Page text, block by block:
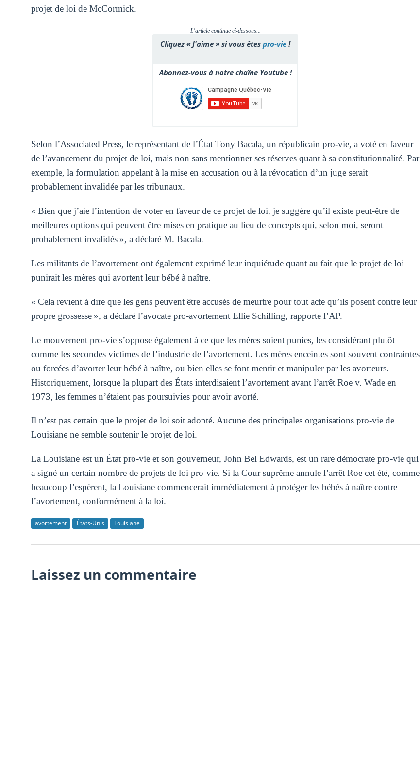
projet de loi de McCormick.
L'article continue ci-dessous...
Cliquez « J'aime » si vous êtes pro-vie !
Abonnez-vous à notre chaîne Youtube !
Selon l’Associated Press, le représentant de l’État Tony Bacala, un républicain pro-vie, a voté en faveur
de l’avancement du projet de loi, mais non sans mentionner ses réserves quant à sa constitutionnalité. Par
exemple, la formulation appelant à la mise en accusation ou à la révocation d’un juge serait
probablement invalidée par les tribunaux.
« Bien que j’aie l’intention de voter en faveur de ce projet de loi, je suggère qu’il existe peut-être de
meilleures options qui peuvent être mises en pratique au lieu de concepts qui, selon moi, seront
probablement invalidés », a déclaré M. Bacala.
Les militants de l’avortement ont également exprimé leur inquiétude quant au fait que le projet de loi
punirait les mères qui avortent leur bébé à naître.
« Cela revient à dire que les gens peuvent être accusés de meurtre pour tout acte qu’ils posent contre leur
propre grossesse », a déclaré l’avocate pro-avortement Ellie Schilling, rapporte l’AP.
Le mouvement pro-vie s’oppose également à ce que les mères soient punies, les considérant plutôt
comme les secondes victimes de l’industrie de l’avortement. Les mères enceintes sont souvent contraintes
ou forcées d’avorter leur bébé à naître, ou bien elles se font mentir et manipuler par les avorteurs.
Historiquement, lorsque la plupart des États interdisaient l’avortement avant l’arrêt Roe v. Wade en
1973, les femmes n’étaient pas poursuivies pour avoir avorté.
Il n’est pas certain que le projet de loi soit adopté. Aucune des principales organisations pro-vie de
Louisiane ne semble soutenir le projet de loi.
La Louisiane est un État pro-vie et son gouverneur, John Bel Edwards, est un rare démocrate pro-vie qui
a signé un certain nombre de projets de loi pro-vie. Si la Cour suprême annule l’arrêt Roe cet été, comme
beaucoup l’espèrent, la Louisiane commencerait immédiatement à protéger les bébés à naître contre
l’avortement, conformément à la loi.
avortement États-Unis Louisiane
Laissez un commentaire